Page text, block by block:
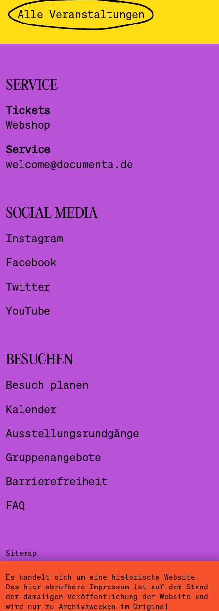
Alle Veranstaltungen
SERVICE
Tickets
Webshop
Service
welcome@documenta.de
SOCIAL MEDIA
Instagram
Facebook
Twitter
YouTube
BESUCHEN
Besuch planen
Kalender
Ausstellungsrundgänge
Gruppenangebote
Barrierefreiheit
FAQ
Sitemap
Datenschutzerklärung
Es handelt sich um eine historische Website.
Das hier abrufbare Impressum ist auf dem Stand
der damaligen Veröffentlichung der Website und
wird nur zu Archivzwecken im Original